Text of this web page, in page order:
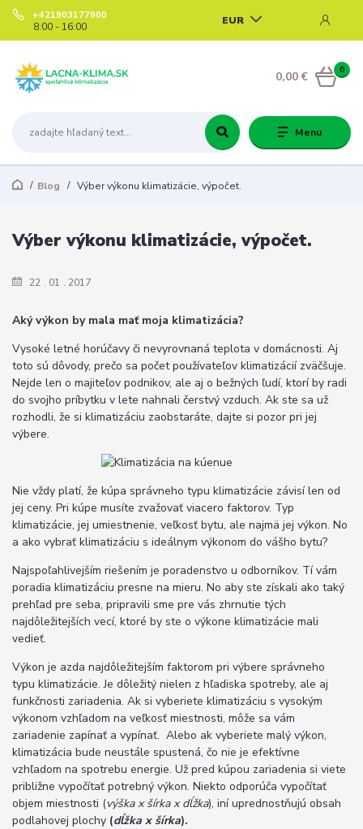
Menu
EUR
+421903177900
8:00 - 16:00
0
0,00 €
Blog Výber výkonu klimatizácie, výpočet.
22 01 2017
Výber výkonu klimatizácie, výpočet.
Aký výkon by mala mať moja klimatizácia?
Vysoké letné horúčavy či nevyrovnaná teplota v domácnosti. Aj
toto sú dôvody, prečo sa počet používateľov klimatizácií zväčšuje.
Nejde len o majiteľov podnikov, ale aj o bežných ľudí, ktorí by radi
do svojho príbytku v lete nahnali čerstvý vzduch. Ak ste sa už
rozhodli, že si klimatizáciu zaobstaráte, dajte si pozor pri jej
výbere.
Nie vždy platí, že kúpa správneho typu klimatizácie závisí len od
jej ceny. Pri kúpe musíte zvažovať viacero faktorov. Typ
klimatizácie, jej umiestnenie, veľkosť bytu, ale najmä jej výkon. No
a ako vybrať klimatizáciu s ideálnym výkonom do vášho bytu?
Najspoľahlivejším riešením je poradenstvo u odborníkov. Tí vám
poradia klimatizáciu presne na mieru. No aby ste získali ako taký
prehľad pre seba, pripravili sme pre vás zhrnutie tých
najdôležitejších vecí, ktoré by ste o výkone klimatizácie mali
vedieť.
Výkon je azda najdôležitejším faktorom pri výbere správneho
typu klimatizácie. Je dôležitý nielen z hľadiska spotreby, ale aj
funkčnosti zariadenia. Ak si vyberiete klimatizáciu s vysokým
výkonom vzhľadom na veľkosť miestnosti, môže sa vám
zariadenie zapínať a vypínať. Alebo ak vyberiete malý výkon,
klimatizácia bude neustále spustená, čo nie je efektívne
vzhľadom na spotrebu energie. Už pred kúpou zariadenia si viete
približne vypočítať potrebný výkon. Niekto odporúča vypočítať
objem miestnosti (výška x šírka x dĺžka), iní uprednostňujú obsah
podlahovej plochy (dĺžka x šírka).